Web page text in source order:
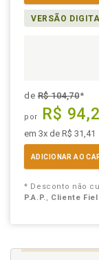
VERSÃO
deR$ 104,70*
por R$
em 3x de R$ 31,41
ADICIONAR AO
* Desconto não
P.A.P., Cliente Fiel